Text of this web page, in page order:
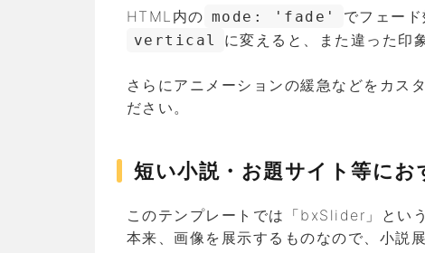
HTML内の mode: 'fade' でフェー
vertical に変えると、また違った印
さらにアニメーションの緩急などをカス
ださい。
短い小説・お題サイト等にお
このテンプレートでは「bxSlider」とい
本来、画像を展示するものなので、小説